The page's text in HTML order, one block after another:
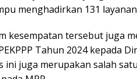
menghadirkan 131
kesempatan tersebut juga
Tahun 2024 kepada
ini juga merupakan salah